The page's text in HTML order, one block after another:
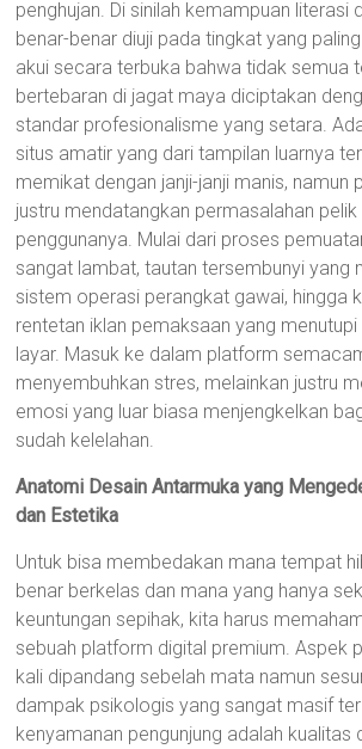
penghujan. Di sinilah kemampuan literasi
benar-benar diuji pada tingkat yang
akui secara terbuka bahwa tidak semua
bertebaran di jagat maya diciptakan
standar profesionalisme yang setara.
situs amatir yang dari tampilan luarnya
memikat dengan janji-janji manis, namun
justru mendatangkan permasalahan
penggunanya. Mulai dari proses
sangat lambat, tautan tersembunyi yang
sistem operasi perangkat gawai, hingga
rentetan iklan pemaksaan yang
layar. Masuk ke dalam platform
menyembuhkan stres, melainkan justru
emosi yang luar biasa menjengkelkan
sudah kelelahan.
Anatomi Desain Antarmuka yang
dan Estetika
Untuk bisa membedakan mana tempat
benar berkelas dan mana yang hanya
keuntungan sepihak, kita harus
sebuah platform digital premium. Aspek
kali dipandang sebelah mata namun
dampak psikologis yang sangat masif
kenyamanan pengunjung adalah kualitas